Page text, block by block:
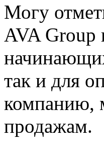
Могу
AVA Group
так и для
компанию,
продажам.